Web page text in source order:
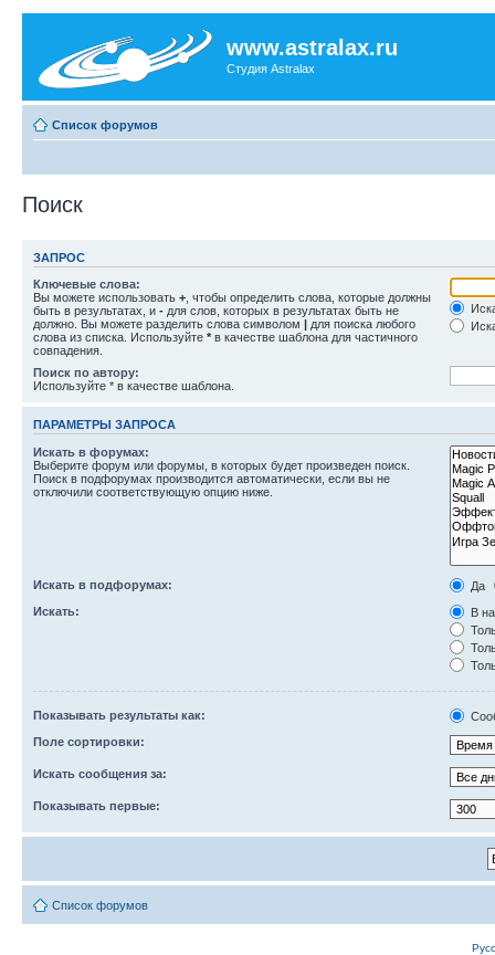
www.astralax.ru
Студия Astralax
Список форумов
Поиск
ЗАПРОС
Ключевые слова:
Вы можете использовать + , чтобы определить слова, которые должны
быть в результатах, и - для слов, которых в результатах быть не
должно. Вы можете разделить слова символом | для поиска любого
слова из списка. Используйте * в качестве шаблона для частичного
совпадения.
Поиск по автору:
Используйте * в качестве шаблона.
ПАРАМЕТРЫ ЗАПРОСА
Искать в форумах:
Выберите форум или форумы, в которых будет произведен поиск.
Поиск в подфорумах производится автоматически, если вы не
отключили соответствующую опцию ниже.
Искать в подфорумах:
Да
Искать:
В
Показывать результаты как:
Поле сортировки:
Искать сообщения за:
Показывать первые:
Список форумов